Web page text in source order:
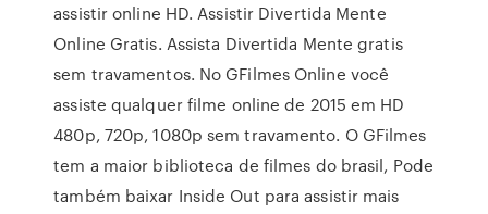
assistir online HD. Assistir Divertida Mente
Online Gratis. Assista Divertida Mente gratis
sem travamentos. No GFilmes Online você
assiste qualquer filme online de 2015 em HD
480p, 720p, 1080p sem travamento. O GFilmes
tem a maior biblioteca de filmes do brasil, Pode
também baixar Inside Out para assistir mais